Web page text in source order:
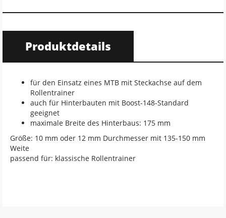
Produktdetails
für den Einsatz eines MTB mit Steckachse auf dem
Rollentrainer
auch für Hinterbauten mit Boost-148-Standard
geeignet
maximale Breite des Hinterbaus: 175 mm
Größe: 10 mm oder 12 mm Durchmesser mit 135-150 mm
Weite
passend für: klassische Rollentrainer